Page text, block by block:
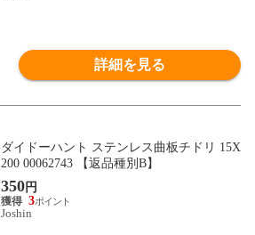
詳細を見る
ダイドーハント ステンレス曲板チドリ 15X
200 00062743 【返品種別B】
350円
3
Joshin